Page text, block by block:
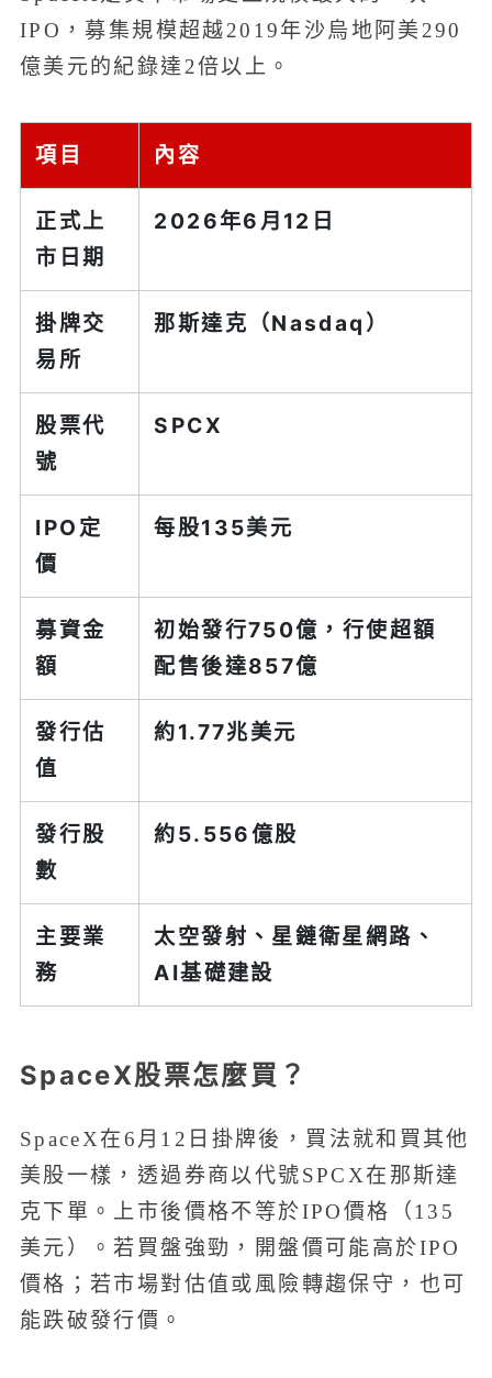
IPO，募集規模超越2019年沙烏地阿美290
億美元的紀錄達2倍以上。
項目 內容
正式上
市日期
2026年6月12日
掛牌交
易所
那斯達克（Nasdaq）
股票代
號
SPCX
IPO定
價
每股135美元
募資金
額
初始發行750億，行使超額
配售後達857億
發行估
值
約1.77兆美元
發行股
數
約5.556億股
主要業
務
太空發射、星鏈衛星網路、
AI基礎建設
SpaceX股票怎麼買？
SpaceX在6月12日掛牌後，買法就和買其他
美股一樣，透過券商以代號SPCX在那斯達
克下單。上市後價格不等於IPO價格（135
美元）。若買盤強勁，開盤價可能高於IPO
價格；若市場對估值或風險轉趨保守，也可
能跌破發行價。